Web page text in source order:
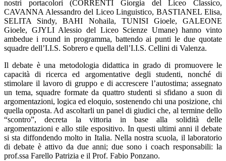
nostri portacolori (CORRENTI Giorgia del Liceo Classico,
CAVANNA Alessandro del Liceo Linguistico, BASTIANEL Elisa,
SELITA Sindy, BAHI Nohaila, TUNISI Gioele, GALEONE
Gioele, GJYLI Alessio del Liceo Scienze Umane) hanno vinto
ambedue i round in programma, battendo ai punti le due quotate
squadre dell’I.I.S. Sobrero e quella dell’I.I.S. Cellini di Valenza.
Il debate è una metodologia didattica in grado di promuovere le
capacità di ricerca ed argomentative degli studenti, nonché di
stimolare il lavoro di gruppo e di accrescere l’autostima; assegnato
un tema, squadre formate da quattro studenti si sfidano a suon di
argomentazioni, logica ed eloquio, sostenendo chi una posizione, chi
quella opposta. Ad ascoltarli un panel di giudici che, al termine dello
“scontro”, decreta la vittoria in base alla solidità delle
argomentazioni e allo stile espositivo. In questi ultimi anni il debate
si sta diffondendo molto in Italia. Nella nostra scuola, il laboratorio
di debate è attivo da due anni; due sono i coach responsabili: la
prof.ssa Farello Patrizia e il Prof. Fabio Ponzano.